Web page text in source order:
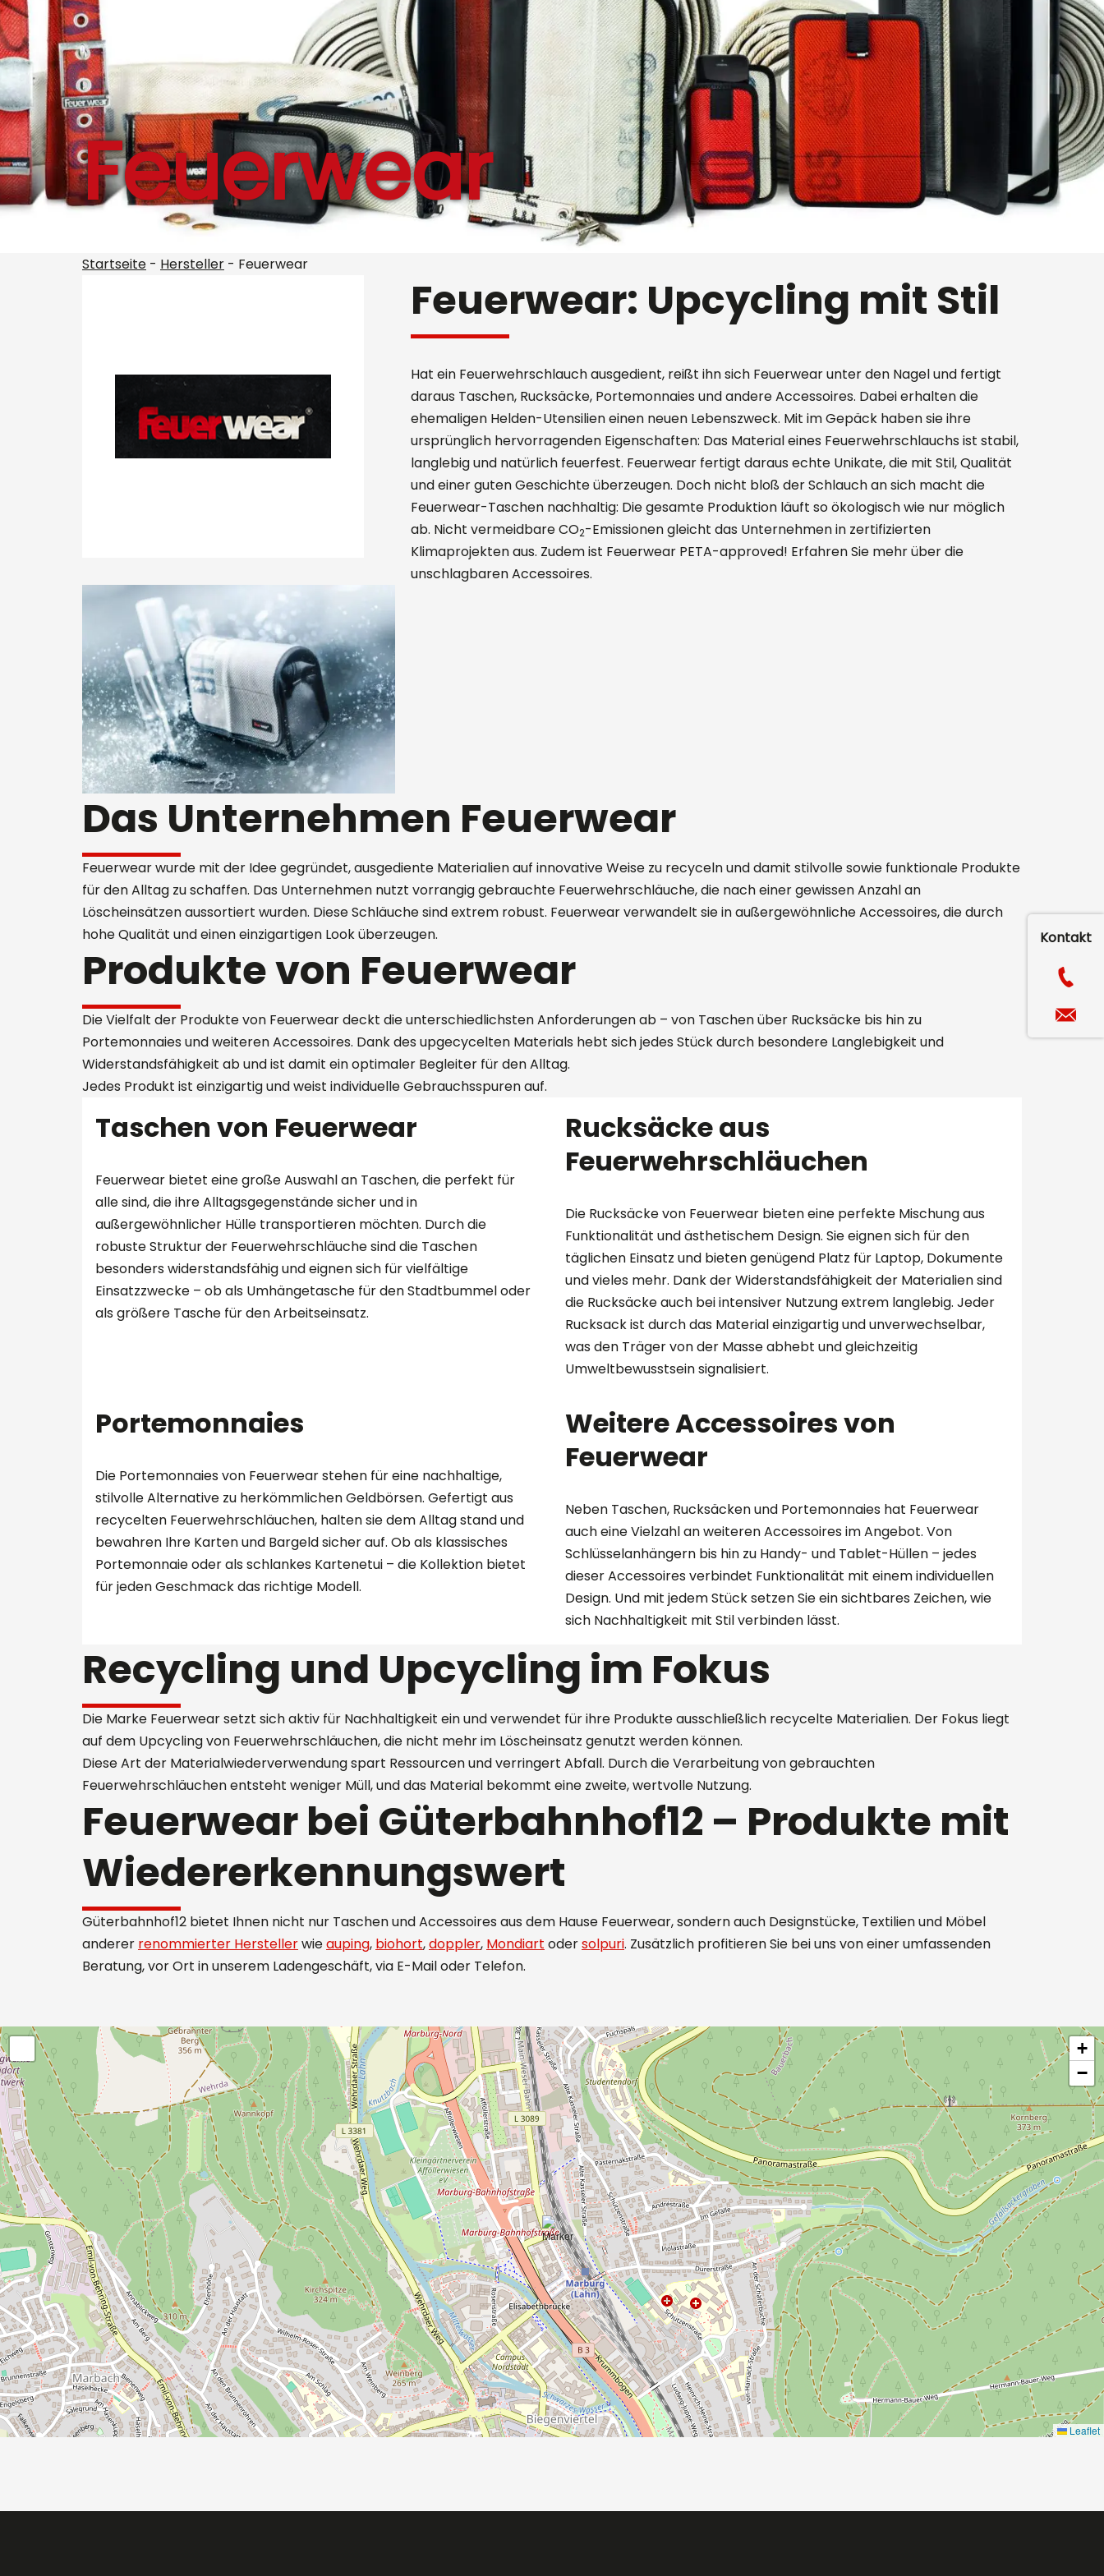
Feuerwear
Startseite - Hersteller - Feuerwear
Feuerwear: Upcycling mit Stil
Hat ein Feuerwehrschlauch ausgedient, reißt ihn sich Feuerwear unter den Nagel und fertigt
daraus Taschen, Rucksäcke, Portemonnaies und andere Accessoires. Dabei erhalten die
ehemaligen Helden-Utensilien einen neuen Lebenszweck. Mit im Gepäck haben sie ihre
ursprünglich hervorragenden Eigenschaften: Das Material eines Feuerwehrschlauchs ist stabil,
langlebig und natürlich feuerfest. Feuerwear fertigt daraus echte Unikate, die mit Stil, Qualität
und einer guten Geschichte überzeugen. Doch nicht bloß der Schlauch an sich macht die
Feuerwear-Taschen nachhaltig: Die gesamte Produktion läuft so ökologisch wie nur möglich
ab. Nicht vermeidbare CO2-Emissionen gleicht das Unternehmen in zertifizierten
Klimaprojekten aus. Zudem ist Feuerwear PETA-approved! Erfahren Sie mehr über die
unschlagbaren Accessoires.
Das Unternehmen Feuerwear
Feuerwear wurde mit der Idee gegründet, ausgediente Materialien auf innovative Weise zu recyceln und damit stilvolle sowie funktionale Produkte
für den Alltag zu schaffen. Das Unternehmen nutzt vorrangig gebrauchte Feuerwehrschläuche, die nach einer gewissen Anzahl an
Löscheinsätzen aussortiert wurden. Diese Schläuche sind extrem robust. Feuerwear verwandelt sie in außergewöhnliche Accessoires, die durch
hohe Qualität und einen einzigartigen Look überzeugen.
Produkte von Feuerwear
Die Vielfalt der Produkte von Feuerwear deckt die unterschiedlichsten Anforderungen ab – von Taschen über Rucksäcke bis hin zu
Portemonnaies und weiteren Accessoires. Dank des upgecycelten Materials hebt sich jedes Stück durch besondere Langlebigkeit und
Widerstandsfähigkeit ab und ist damit ein optimaler Begleiter für den Alltag.
Jedes Produkt ist einzigartig und weist individuelle Gebrauchsspuren auf.
Taschen von Feuerwear
Feuerwear bietet eine große Auswahl an Taschen, die perfekt für
alle sind, die ihre Alltagsgegenstände sicher und in
außergewöhnlicher Hülle transportieren möchten. Durch die
robuste Struktur der Feuerwehrschläuche sind die Taschen
besonders widerstandsfähig und eignen sich für vielfältige
Einsatzzwecke – ob als Umhängetasche für den Stadtbummel oder
als größere Tasche für den Arbeitseinsatz.
Rucksäcke aus
Feuerwehrschläuchen
Die Rucksäcke von Feuerwear bieten eine perfekte Mischung aus
Funktionalität und ästhetischem Design. Sie eignen sich für den
täglichen Einsatz und bieten genügend Platz für Laptop, Dokumente
und vieles mehr. Dank der Widerstandsfähigkeit der Materialien sind
die Rucksäcke auch bei intensiver Nutzung extrem langlebig. Jeder
Rucksack ist durch das Material einzigartig und unverwechselbar,
was den Träger von der Masse abhebt und gleichzeitig
Umweltbewusstsein signalisiert.
Portemonnaies
Die Portemonnaies von Feuerwear stehen für eine nachhaltige,
stilvolle Alternative zu herkömmlichen Geldbörsen. Gefertigt aus
recycelten Feuerwehrschläuchen, halten sie dem Alltag stand und
bewahren Ihre Karten und Bargeld sicher auf. Ob als klassisches
Portemonnaie oder als schlankes Kartenetui – die Kollektion bietet
für jeden Geschmack das richtige Modell.
Weitere Accessoires von
Feuerwear
Neben Taschen, Rucksäcken und Portemonnaies hat Feuerwear
auch eine Vielzahl an weiteren Accessoires im Angebot. Von
Schlüsselanhängern bis hin zu Handy- und Tablet-Hüllen – jedes
dieser Accessoires verbindet Funktionalität mit einem individuellen
Design. Und mit jedem Stück setzen Sie ein sichtbares Zeichen, wie
sich Nachhaltigkeit mit Stil verbinden lässt.
Recycling und Upcycling im Fokus
Die Marke Feuerwear setzt sich aktiv für Nachhaltigkeit ein und verwendet für ihre Produkte ausschließlich recycelte Materialien. Der Fokus liegt
auf dem Upcycling von Feuerwehrschläuchen, die nicht mehr im Löscheinsatz genutzt werden können.
Diese Art der Materialwiederverwendung spart Ressourcen und verringert Abfall. Durch die Verarbeitung von gebrauchten
Feuerwehrschläuchen entsteht weniger Müll, und das Material bekommt eine zweite, wertvolle Nutzung.
Feuerwear bei Güterbahnhof12 – Produkte mit
Wiedererkennungswert
Güterbahnhof12 bietet Ihnen nicht nur Taschen und Accessoires aus dem Hause Feuerwear, sondern auch Designstücke, Textilien und Möbel
anderer renommierter Herstellerwieauping, biohort,doppler, Mondiart odersolpuri. Zusätzlich profitieren Sie bei uns von einer umfassenden
Beratung, vor Ort in unserem Ladengeschäft, via E-Mail oder Telefon.
+
−
Leaflet
Kontakt